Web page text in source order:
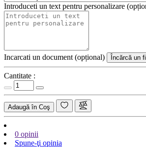
Introduceti un text pentru personalizare
Incarcati un document (opțional) Încărcă un
Cantitate :
Adaugă în Coş
0 opinii
Spune-ţi opinia